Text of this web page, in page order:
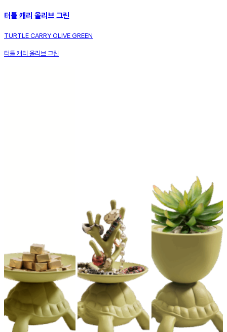
터틀 캐리 올리브 그린
TURTLE CARRY OLIVE GREEN
터틀 캐리 올리브 그린